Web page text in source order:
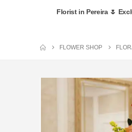
Florist in Pereira 🌷
FLOWER SHOP